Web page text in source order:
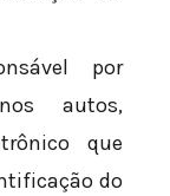
por
autos,
que
do